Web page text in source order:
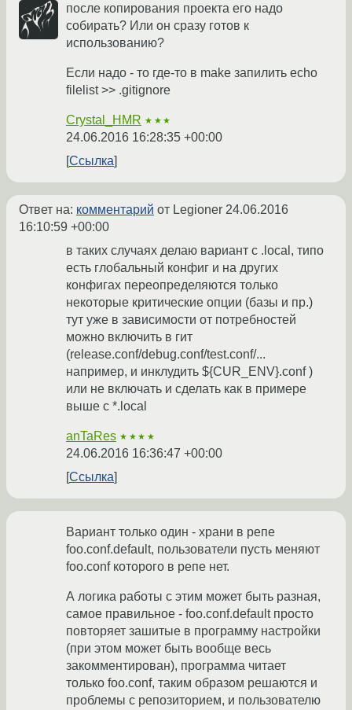
после копирования проекта его надо
собирать? Или он сразу готов к
использованию?
Если надо - то где-то в make запилить echo
filelist >> .gitignore
Crystal_HMR ★★★
24.06.2016 16:28:35 +00:00
Ссылка
Ответ на: комментарий от Legioner 24.06.2016
16:10:59 +00:00
в таких случаях делаю вариант с .local, типо
есть глобальный конфиг и на других
конфигах переопределяются только
некоторые критические опции (базы и пр.)
тут уже в зависимости от потребностей
можно включить в гит
(release.conf/debug.conf/test.conf/...
например, и инклудить ${CUR_ENV}.conf )
или не включать и сделать как в примере
выше с *.local
anTaRes ★★★★
24.06.2016 16:36:47 +00:00
Ссылка
Вариант только один - храни в репе
foo.conf.default, пользователи пусть меняют
foo.conf которого в репе нет.
А логика работы с этим может быть разная,
самое правильное - foo.conf.default просто
повторяет зашитые в программу настройки
(при этом может быть вообще весь
закомментирован), программа читает
только foo.conf, таким образом решаются и
проблемы с репозиторием, и пользователю